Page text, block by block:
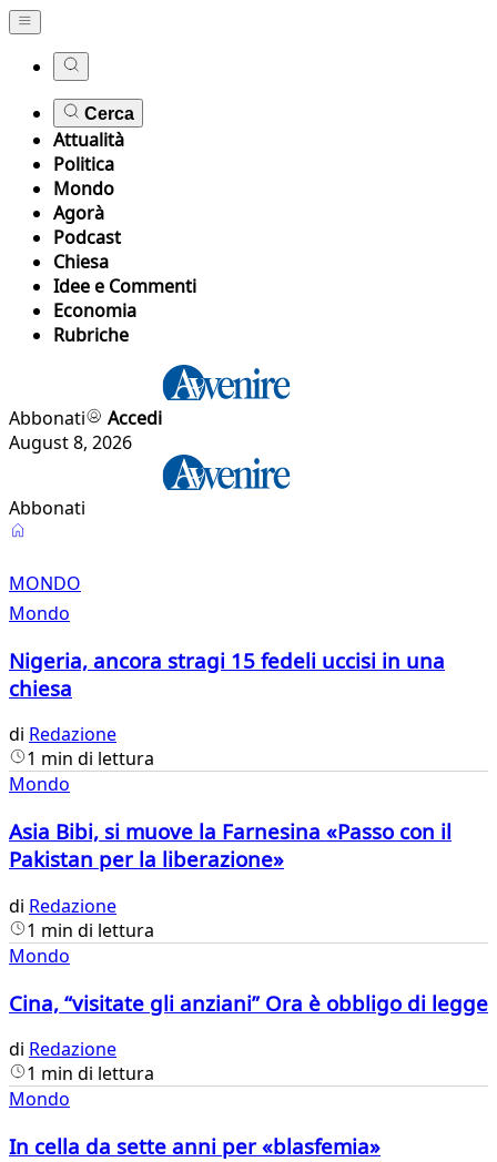
Cerca
Attualità
Politica
Mondo
Agorà
Podcast
Chiesa
Idee e Commenti
Economia
Rubriche
Abbonati
Accedi
August 8, 2026
Abbonati
Mondo
MONDO
Mondo
Nigeria, ancora stragi 15 fedeli uccisi in una
chiesa
di Redazione
1 min di lettura
Mondo
Asia Bibi, si muove la Farnesina «Passo con il
Pakistan per la liberazione»
di Redazione
1 min di lettura
Mondo
Cina, “visitate gli anziani” Ora è obbligo di legge
di Redazione
1 min di lettura
Mondo
In cella da sette anni per «blasfemia»